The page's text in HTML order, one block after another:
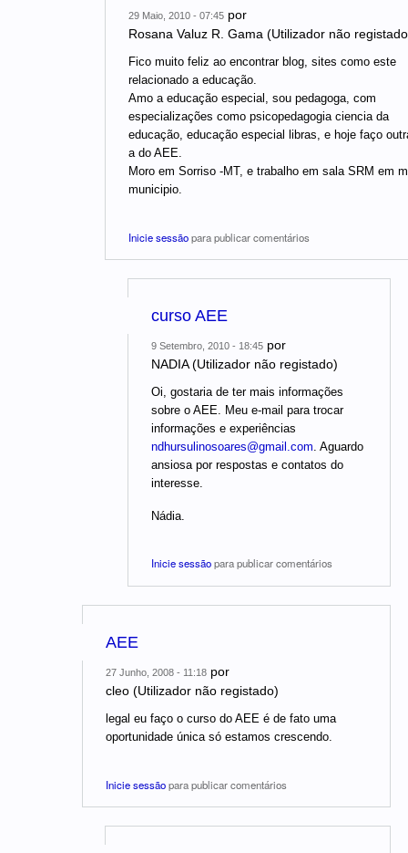
29 Maio, 2010 - 07:45 por
Rosana Valuz R. Gama (Utilizador não
Fico muito feliz ao encontrar blog, sites como este
relacionado a educação.
Amo a educação especial, sou pedagoga, com
especializações como psicopedagogia ciencia da
educação, educação especial libras, e hoje faço
a do AEE.
Moro em Sorriso -MT, e trabalho em sala SRM em
municipio.
Inicie sessãopara publicar comentários
curso AEE
9 Setembro, 2010 - 18:45 por
NADIA (Utilizador não registado)
Oi, gostaria de ter mais informações
sobre o AEE. Meu e-mail para trocar
informações e experiências
ndhursulinosoares@gmail.com. Aguardo
ansiosa por respostas e contatos do
interesse.
Nádia.
Inicie sessãopara publicar comentários
AEE
27 Junho, 2008 - 11:18 por
cleo (Utilizador não registado)
legal eu faço o curso do AEE é de fato uma
oportunidade única só estamos crescendo.
Inicie sessãopara publicar comentários